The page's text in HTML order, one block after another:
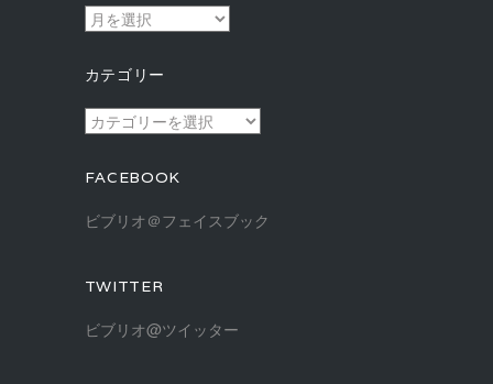
ア
ー
イ
ブ
カテゴリー
カ
テ
リ
ー
FACEBOOK
ビブリオ＠フェイスブック
TWITTER
ビブリオ@ツイッター